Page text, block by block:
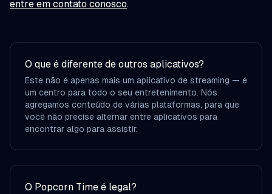
entre em contato conosco.
O que é diferente de outros aplicativos?
Este não é apenas mais um aplicativo de streaming — é
um centro para todo o seu entretenimento. Nós
agregamos conteúdo de várias plataformas, para que
você não precise alternar entre aplicativos para
encontrar algo para assistir.
O Popcorn Time é legal?